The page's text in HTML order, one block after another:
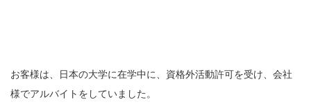
お客様は、日本の大学に在学中に、資格外活動許可を受け、会社
様でアルバイトをしていました。